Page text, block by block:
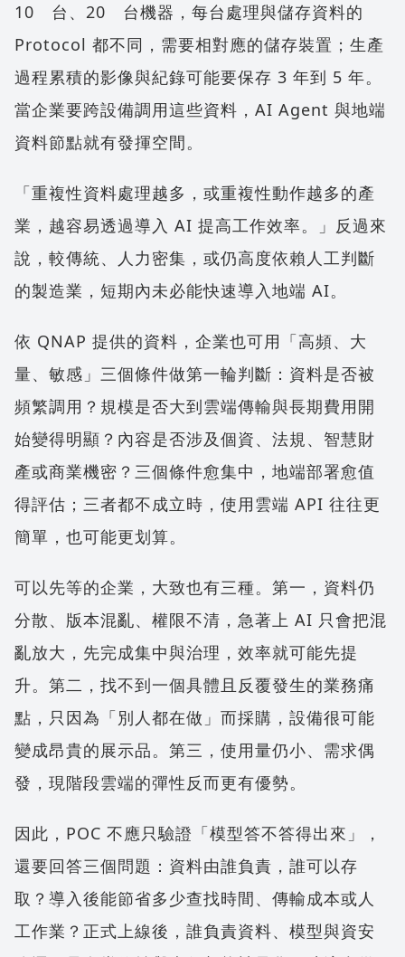
10 台、20 台機器，每台處理與儲存資料的
Protocol 都不同，需要相對應的儲存裝置；生產
過程累積的影像與紀錄可能要保存 3 年到 5 年。
當企業要跨設備調用這些資料，AI Agent 與地端
資料節點就有發揮空間。
「重複性資料處理越多，或重複性動作越多的產
業，越容易透過導入 AI 提高工作效率。」反過來
說，較傳統、人力密集，或仍高度依賴人工判斷
的製造業，短期內未必能快速導入地端 AI。
依 QNAP 提供的資料，企業也可用「高頻、大
量、敏感」三個條件做第一輪判斷：資料是否被
頻繁調用？規模是否大到雲端傳輸與長期費用開
始變得明顯？內容是否涉及個資、法規、智慧財
產或商業機密？三個條件愈集中，地端部署愈值
得評估；三者都不成立時，使用雲端 API 往往更
簡單，也可能更划算。
可以先等的企業，大致也有三種。第一，資料仍
分散、版本混亂、權限不清，急著上 AI 只會把混
亂放大，先完成集中與治理，效率就可能先提
升。第二，找不到一個具體且反覆發生的業務痛
點，只因為「別人都在做」而採購，設備很可能
變成昂貴的展示品。第三，使用量仍小、需求偶
發，現階段雲端的彈性反而更有優勢。
因此，POC 不應只驗證「模型答不答得出來」，
還要回答三個問題：資料由誰負責，誰可以存
取？導入後能節省多少查找時間、傳輸成本或人
工作業？正式上線後，誰負責資料、模型與資安